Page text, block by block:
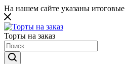
На нашем сайте указаны
Торты на заказ